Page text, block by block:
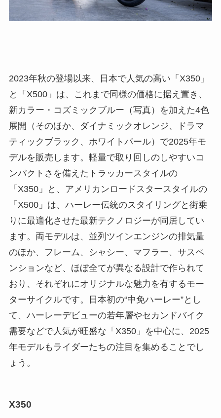
2023年秋の登場以来、日本で人気の高い「X350」
と「X500」は、これまで同様の価格に据え置き、
新カラー・コズミックブルー（写真）を加えた4色
展開（そのほか、ダイナミックオレンジ、ドラマ
ティックブラック、ホワイトパール）で2025年モ
デルを販売します。軽量で取り回しのしやすいコ
ンパクトさを備えたトラッカースタイルの
「X350」と、アメリカンロードスタースタイルの
「X500」は、ハーレー伝統のスタイリングと街乗
りに最適化させた最新テクノロジーが同居してい
ます。両モデルは、並列ツインエンジンの排気量
のほか、フレーム、シャシー、マフラー、サスペ
ンションなど、ほぼ全てが異なる設計で作られて
おり、それぞれにオリジナルな魅力を有するモー
ターサイクルです。日本初の“中免ハーレー”とし
て、ハーレーデビューの若年層やセカンドバイク
需要などで人気が旺盛な「X350」を中心に、2025
年モデルもライダーたちの注目を集めることでし
ょう。
X350